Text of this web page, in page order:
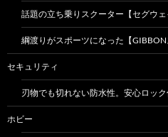
話題の立ち乗りスクーター【セグウェ
綱渡りがスポーツになった【GIBBON
セキュリティ
刃物でも切れない防水性。安心ロック
ホビー